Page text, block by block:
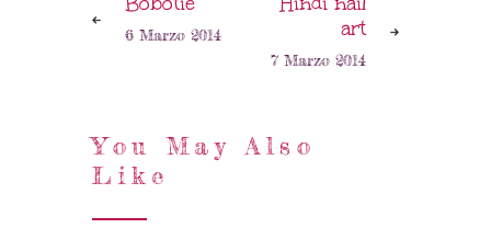
6 Marzo 2014
art
7 Marzo 2014
You May Also
Like